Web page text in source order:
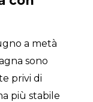
a metà
sono
privi di
più stabile